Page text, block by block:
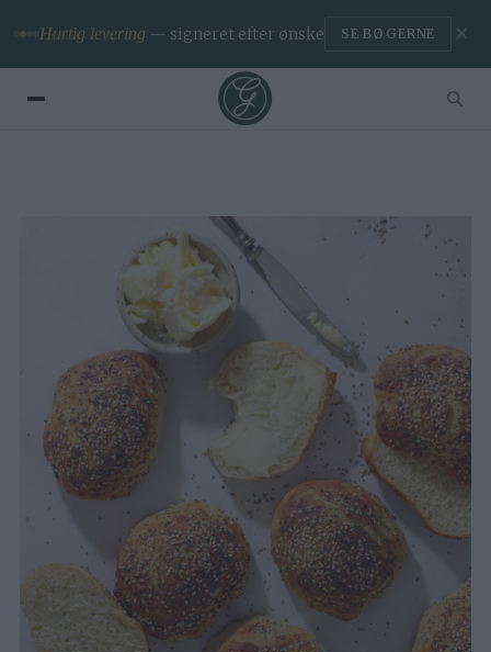
Hurtig levering — signeret efter ønske SE BØGERNE ✕